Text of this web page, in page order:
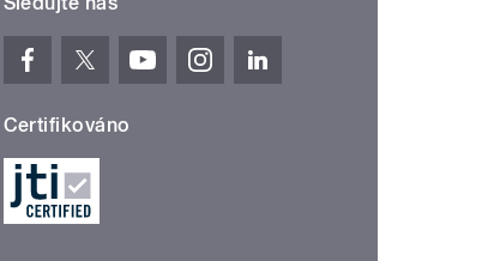
Certifikováno